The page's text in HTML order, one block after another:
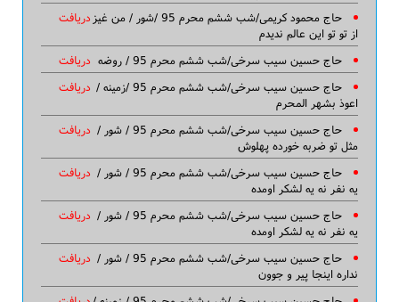
دریافت حاج محمود کریمی/شب ششم محرم 95 /شور / من غیز
از تو تو این عالم ندیدم
دریافت
حاج حسین سیب سرخی/شب ششم محرم 95 / روضه
دریافت حاج حسین سیب سرخی/شب ششم محرم 95 /زمینه /
اعوذ بشهر المحرم
دریافت حاج حسین سیب سرخی/شب ششم محرم 95 / شور /
مثل تو ضربه خورده پهلوش
دریافت حاج حسین سیب سرخی/شب ششم محرم 95 / شور /
یه نفر نه یه لشکر اومده
دریافت حاج حسین سیب سرخی/شب ششم محرم 95 / شور /
یه نفر نه یه لشکر اومده
دریافت حاج حسین سیب سرخی/شب ششم محرم 95 / شور /
نداره اینجا پیر و جوون